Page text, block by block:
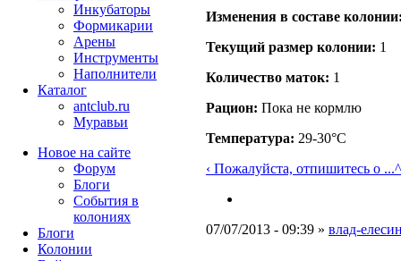
Изменения в составе
Текущий размер кoлонии: 1
Количество маток: 1
Рацион: Пока не кормлю
Температура: 29-30°C
‹ Пожалуйста, отпишитесь о ...
07/07/2013 - 09:39 » влад-
Инкубаторы
Формикарии
Арены
Инструменты
Наполнители
Каталог
antclub.ru
Муравьи
Новое на сайте
Форум
Блоги
События в
колониях
Блоги
Колонии